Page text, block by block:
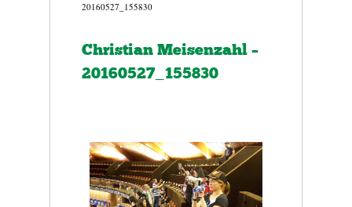
20160527_155830
Christian Meisenzahl –
20160527_155830